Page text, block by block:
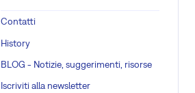
Contatti
History
BLOG - Notizie, suggerimenti, risorse
Iscriviti alla newsletter